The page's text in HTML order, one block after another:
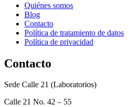
Quiénes somos
Blog
Contacto
Política de tratamiento de datos
Política de privacidad
Contacto
Sede Calle 21 (Laboratorios)
Calle 21 No. 42 – 55